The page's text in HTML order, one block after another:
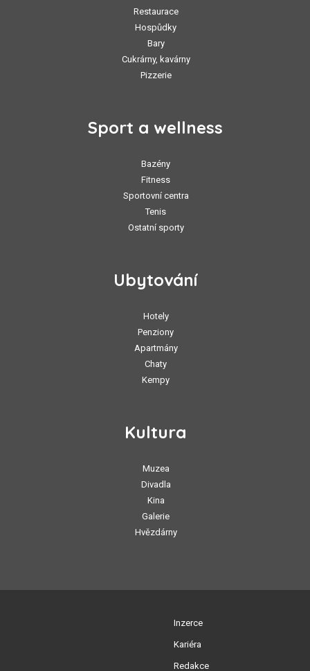
Restaurace
Hospůdky
Bary
Cukrárny, kavárny
Pizzerie
Sport a wellness
Bazény
Fitness
Sportovní centra
Tenis
Ostatní sporty
Ubytování
Hotely
Penziony
Apartmány
Chaty
Kempy
Kultura
Muzea
Divadla
Kina
Galerie
Hvězdárny
Inzerce
Kariéra
Redakce